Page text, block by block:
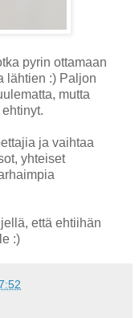
pyrin ottamaan
lähtien :) Paljon
mutta
ja vaihtaa
yhteiset
että ehtiihän
:)